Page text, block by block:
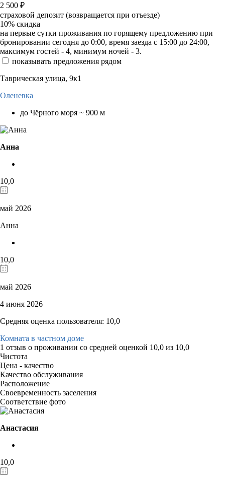
2 500 ₽
страховой депозит (возвращается при отъезде)
10% скидка
на первые сутки проживания по горящему предложению при
бронировании сегодня до 0:00, время заезда с 15:00 до 24:00,
максимум гостей - 4, минимум ночей - 3.
показывать предложения рядом
Таврическая улица, 9к1
Оленевка
до Чёрного моря ~ 900 м
Анна
10,0
май 2026
Анна
10,0
май 2026
4 июня 2026
Средняя оценка пользователя: 10,0
Комната в частном доме
1 отзыв о проживании со средней оценкой 10,0 из 10,0
Чистота
Цена - качество
Качество обслуживания
Расположение
Своевременность заселения
Соответствие фото
Анастасия
10,0